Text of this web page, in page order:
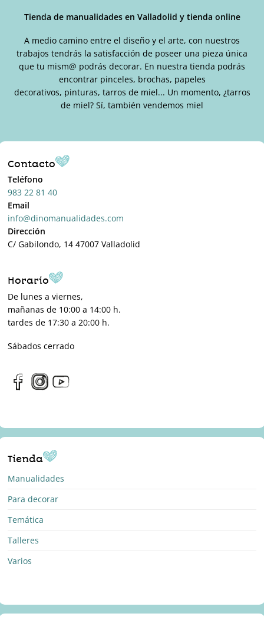
Tienda de manualidades en Valladolid y tienda online
A medio camino entre el diseño y el arte, con nuestros
trabajos tendrás la satisfacción de poseer una pieza única
que tu mism@ podrás decorar. En nuestra tienda podrás
encontrar pinceles, brochas, papeles
decorativos, pinturas, tarros de miel... Un momento, ¿tarros
de miel? Sí, también vendemos miel
Contacto
Teléfono
983 22 81 40
Email
info@dinomanualidades.com
Dirección
C/ Gabilondo, 14 47007 Valladolid
Horario
De lunes a viernes,
mañanas de 10:00 a 14:00 h.
tardes de 17:30 a 20:00 h.
Sábados cerrado
Tienda
Manualidades
Para decorar
Temática
Talleres
Varios